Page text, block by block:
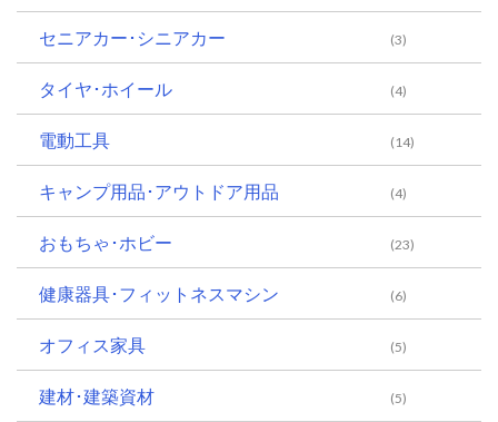
セニアカー･シニアカー (3)
タイヤ･ホイール (4)
電動工具 (14)
キャンプ用品･アウトドア用品 (4)
おもちゃ･ホビー (23)
健康器具･フィットネスマシン (6)
オフィス家具 (5)
建材･建築資材 (5)